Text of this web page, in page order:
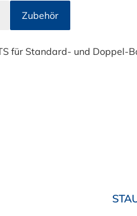
Zubehör
von 5 von 5 Sternen